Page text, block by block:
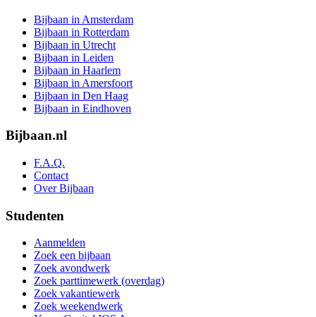
Bijbaan in Amsterdam
Bijbaan in Rotterdam
Bijbaan in Utrecht
Bijbaan in Leiden
Bijbaan in Haarlem
Bijbaan in Amersfoort
Bijbaan in Den Haag
Bijbaan in Eindhoven
Bijbaan.nl
F.A.Q.
Contact
Over Bijbaan
Studenten
Aanmelden
Zoek een bijbaan
Zoek avondwerk
Zoek parttimewerk (overdag)
Zoek vakantiewerk
Zoek weekendwerk